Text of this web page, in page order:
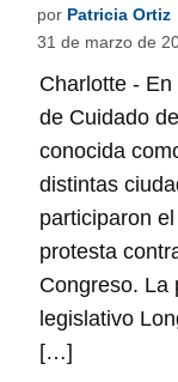
por Patricia Ortiz
31 de marzo de
Charlotte -
de Cuidado
conocida
distintas
participaron
protesta
Congreso. La
legislativo
[…]